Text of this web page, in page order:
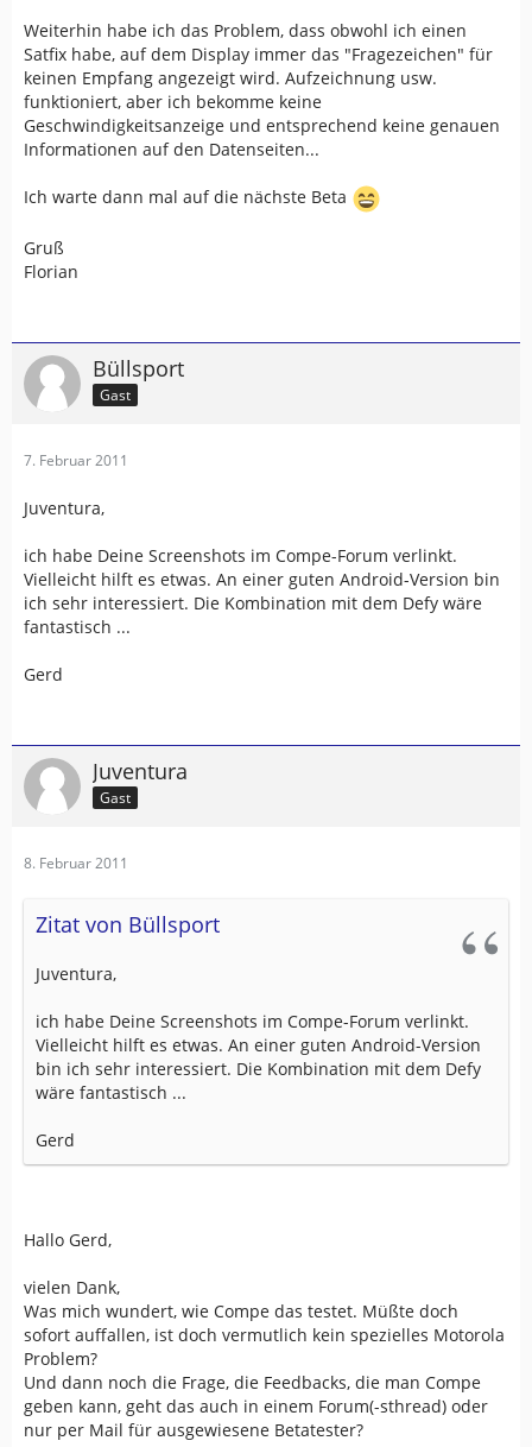
Weiterhin habe ich das Problem, dass obwohl ich einen
Satfix habe, auf dem Display immer das "Fragezeichen" für
keinen Empfang angezeigt wird. Aufzeichnung usw.
funktioniert, aber ich bekomme keine
Geschwindigkeitsanzeige und entsprechend keine genauen
Informationen auf den Datenseiten...
Ich warte dann mal auf die nächste Beta
Gruß
Florian
Büllsport
Gast
7. Februar 2011
Juventura,
ich habe Deine Screenshots im Compe-Forum verlinkt.
Vielleicht hilft es etwas. An einer guten Android-Version bin
ich sehr interessiert. Die Kombination mit dem Defy wäre
fantastisch ...
Gerd
Juventura
Gast
8. Februar 2011
Zitat von Büllsport
Juventura,
ich habe Deine Screenshots im Compe-Forum verlinkt.
Vielleicht hilft es etwas. An einer guten Android-Version
bin ich sehr interessiert. Die Kombination mit dem Defy
wäre fantastisch ...
Gerd
Hallo Gerd,
vielen Dank,
Was mich wundert, wie Compe das testet. Müßte doch
sofort auffallen, ist doch vermutlich kein spezielles Motorola
Problem?
Und dann noch die Frage, die Feedbacks, die man Compe
geben kann, geht das auch in einem Forum(-sthread) oder
nur per Mail für ausgewiesene Betatester?